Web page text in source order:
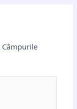
Câmpurile